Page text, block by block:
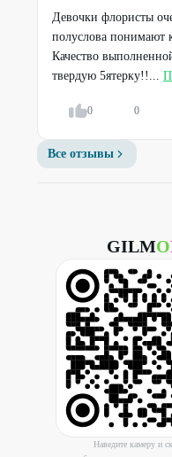
Девочки флористы
полуслова понимают
Качество
твердую 5ятерку!!...
0 0
Все отзывы
GILMO
Наведите камеру и